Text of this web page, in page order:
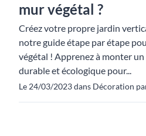
mur végétal ?
Créez votre propre jardin
notre guide étape par étape
végétal ! Apprenez à monter
durable et écologique pour...
Le 24/03/2023 dans Décoration